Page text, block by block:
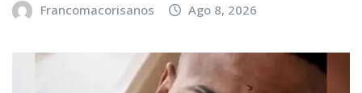
Francomacorisanos Ago 8, 2026